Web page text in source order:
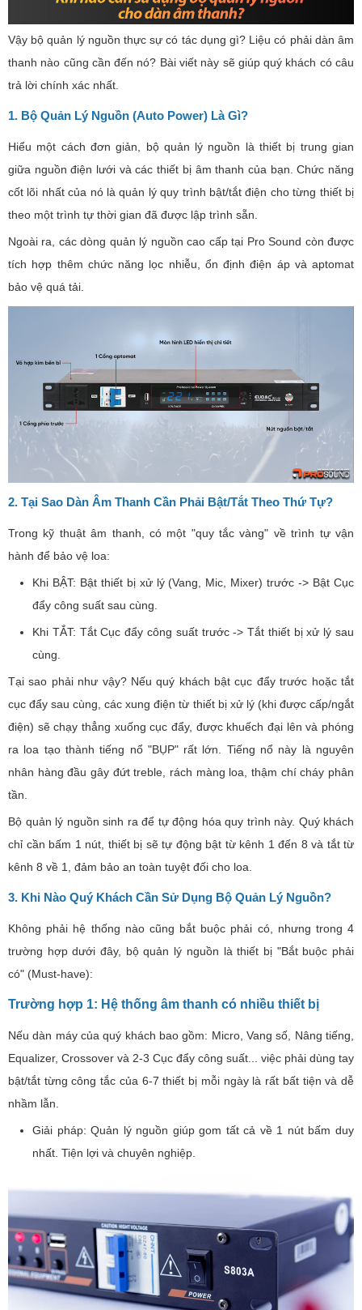
Vậy bộ quản lý nguồn thực sự có tác dụng gì? Liệu có phải dàn âm
thanh nào cũng cần đến nó? Bài viết này sẽ giúp quý khách có câu
trả lời chính xác nhất.
1. Bộ Quản Lý Nguồn (Auto Power) Là Gì?
Hiểu một cách đơn giản, bộ quản lý nguồn là thiết bị trung gian
giữa nguồn điện lưới và các thiết bị âm thanh của bạn. Chức năng
cốt lõi nhất của nó là quản lý quy trình bật/tắt điện cho từng thiết bị
theo một trình tự thời gian đã được lập trình sẵn.
Ngoài ra, các dòng quản lý nguồn cao cấp tại Pro Sound còn được
tích hợp thêm chức năng lọc nhiễu, ổn định điện áp và aptomat
bảo vệ quá tải.
2. Tại Sao Dàn Âm Thanh Cần Phải Bật/Tắt Theo Thứ Tự?
Trong kỹ thuật âm thanh, có một "quy tắc vàng" về trình tự vận
hành để bảo vệ loa:
Khi BẬT: Bật thiết bị xử lý (Vang, Mic, Mixer) trước -> Bật Cục
đẩy công suất sau cùng.
Khi TẮT: Tắt Cục đẩy công suất trước -> Tắt thiết bị xử lý sau
cùng.
Tại sao phải như vậy? Nếu quý khách bật cục đẩy trước hoặc tắt
cục đẩy sau cùng, các xung điện từ thiết bị xử lý (khi được cấp/ngắt
điện) sẽ chạy thẳng xuống cục đẩy, được khuếch đại lên và phóng
ra loa tạo thành tiếng nổ "BỤP" rất lớn. Tiếng nổ này là nguyên
nhân hàng đầu gây đứt treble, rách màng loa, thậm chí cháy phân
tần.
Bộ quản lý nguồn sinh ra để tự động hóa quy trình này. Quý khách
chỉ cần bấm 1 nút, thiết bị sẽ tự động bật từ kênh 1 đến 8 và tắt từ
kênh 8 về 1, đảm bảo an toàn tuyệt đối cho loa.
3. Khi Nào Quý Khách Cần Sử Dụng Bộ Quản Lý Nguồn?
Không phải hệ thống nào cũng bắt buộc phải có, nhưng trong 4
trường hợp dưới đây, bộ quản lý nguồn là thiết bị "Bắt buộc phải
có" (Must-have):
Trường hợp 1: Hệ thống âm thanh có nhiều thiết bị
Nếu dàn máy của quý khách bao gồm: Micro, Vang số, Nâng tiếng,
Equalizer, Crossover và 2-3 Cục đẩy công suất... việc phải dùng tay
bật/tắt từng công tắc của 6-7 thiết bị mỗi ngày là rất bất tiện và dễ
nhầm lẫn.
Giải pháp: Quản lý nguồn giúp gom tất cả về 1 nút bấm duy
nhất. Tiện lợi và chuyên nghiệp.